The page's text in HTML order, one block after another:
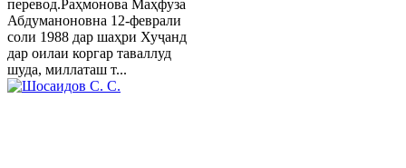
перевод.Раҳмонова Маҳфуза
Абдуманоновна 12-феврали
соли 1988 дар шаҳри Хуҷанд
дар оилаи коргар таваллуд
шуда, миллаташ т...